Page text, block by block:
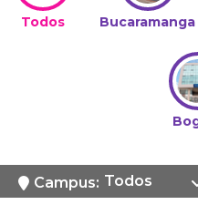
Todos Bucaramanga
Campus: Todos